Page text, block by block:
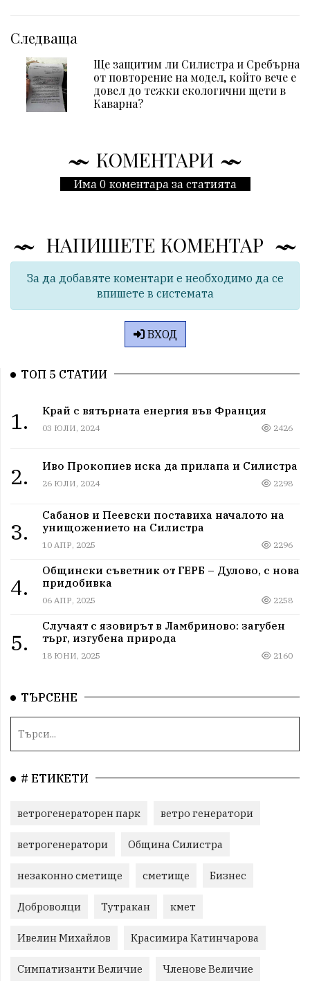
Следваща
Ще защитим ли Силистра и Сребърна
от повторение на модел, който вече е
довел до тежки екологични щети в
Каварна?
КОМЕНТАРИ
Има 0 коментара за статията
НАПИШЕТЕ КОМЕНТАР
За да добавяте коментари е необходимо да се
впишете в системата
ВХОД
ТОП 5 СТАТИИ
1. Край с вятърната енергия във Франция
03 ЮЛИ, 2024 2426
2. Иво Прокопиев иска да прилапа и Силистра
26 ЮЛИ, 2024 2298
3.
Сабанов и Пеевски поставиха началото на
унищожението на Силистра
10 АПР, 2025 2296
4.
Общински съветник от ГЕРБ – Дулово, с нова
придобивка
06 АПР, 2025 2258
5.
Случаят с язовирът в Ламбриново: загубен
търг, изгубена природа
18 ЮНИ, 2025 2160
ТЪРСЕНЕ
# ЕТИКЕТИ
ветрогенераторен парк ветро генератори
ветрогенератори Община Силистра
незаконно сметище сметище Бизнес
Доброволци Тутракан кмет
Ивелин Михайлов Красимира Катинчарова
Симпатизанти Величие Членове Величие